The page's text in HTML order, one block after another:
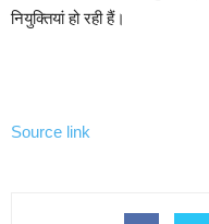
नियुक्तियां हो रही हैं।
Source link